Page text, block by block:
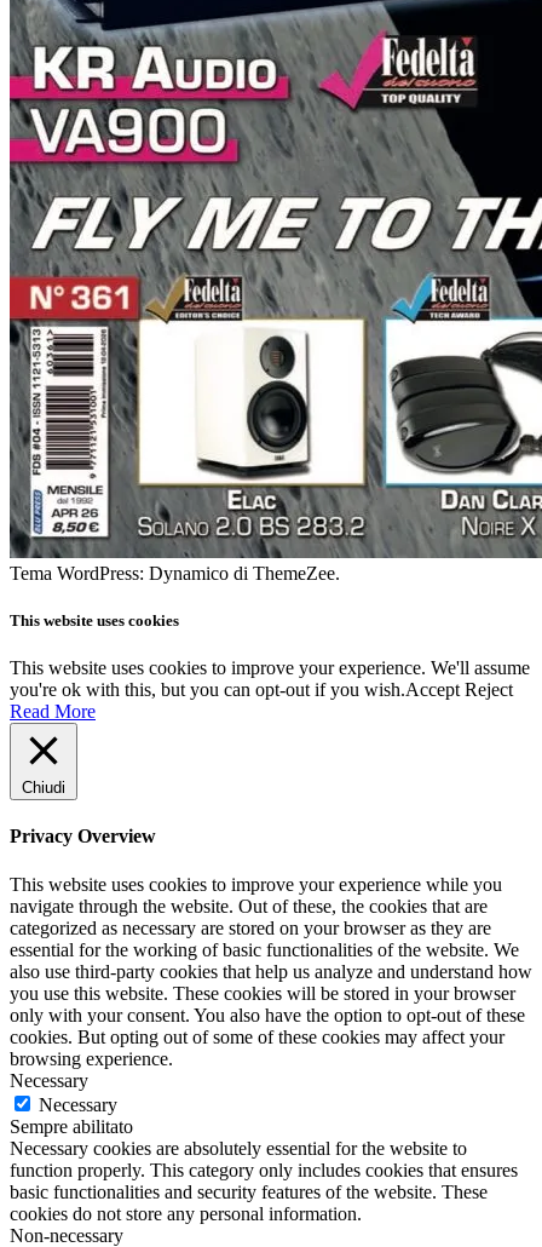
Tema WordPress: Dynamico di ThemeZee.
This website uses cookies
This website uses cookies to improve your experience. We'll assume
you're ok with this, but you can opt-out if you wish.Accept Reject
Read More
Chiudi
Privacy Overview
This website uses cookies to improve your experience while you
navigate through the website. Out of these, the cookies that are
categorized as necessary are stored on your browser as they are
essential for the working of basic functionalities of the website. We
also use third-party cookies that help us analyze and understand how
you use this website. These cookies will be stored in your browser
only with your consent. You also have the option to opt-out of these
cookies. But opting out of some of these cookies may affect your
browsing experience.
Necessary
Necessary
Sempre abilitato
Necessary cookies are absolutely essential for the website to
function properly. This category only includes cookies that ensures
basic functionalities and security features of the website. These
cookies do not store any personal information.
Non-necessary